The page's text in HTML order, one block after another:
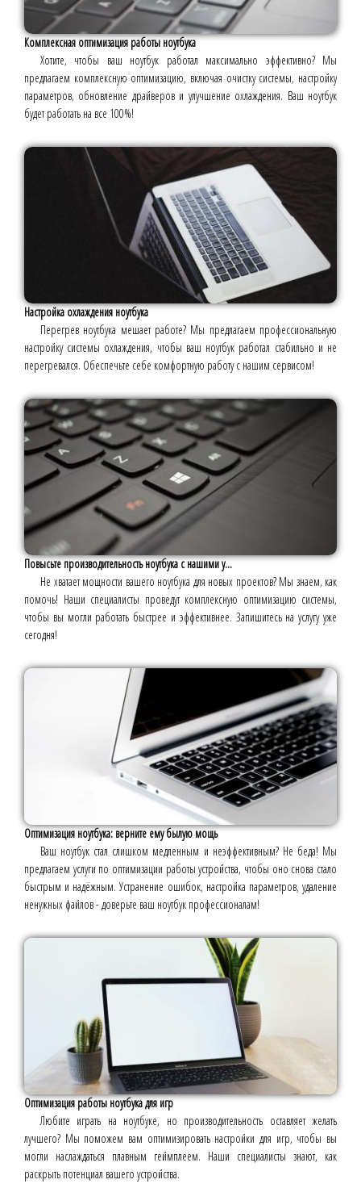
Комплексная оптимизация работы ноутбука
Хотите, чтобы ваш ноутбук работал максимально эффективно? Мы
предлагаем комплексную оптимизацию, включая очистку системы, настройку
параметров, обновление драйверов и улучшение охлаждения. Ваш ноутбук
будет работать на все 100%!
Настройка охлаждения ноутбука
Перегрев ноутбука мешает работе? Мы предлагаем профессиональную
настройку системы охлаждения, чтобы ваш ноутбук работал стабильно и не
перегревался. Обеспечьте себе комфортную работу с нашим сервисом!
Повысьте производительность ноутбука с нашими у...
Не хватает мощности вашего ноутбука для новых проектов? Мы знаем, как
помочь! Наши специалисты проведут комплексную оптимизацию системы,
чтобы вы могли работать быстрее и эффективнее. Запишитесь на услугу уже
сегодня!
Оптимизация ноутбука: верните ему былую мощь
Ваш ноутбук стал слишком медленным и неэффективным? Не беда! Мы
предлагаем услуги по оптимизации работы устройства, чтобы оно снова стало
быстрым и надёжным. Устранение ошибок, настройка параметров, удаление
ненужных файлов - доверьте ваш ноутбук профессионалам!
Оптимизация работы ноутбука для игр
Любите играть на ноутбуке, но производительность оставляет желать
лучшего? Мы поможем вам оптимизировать настройки для игр, чтобы вы
могли наслаждаться плавным геймплеем. Наши специалисты знают, как
раскрыть потенциал вашего устройства.